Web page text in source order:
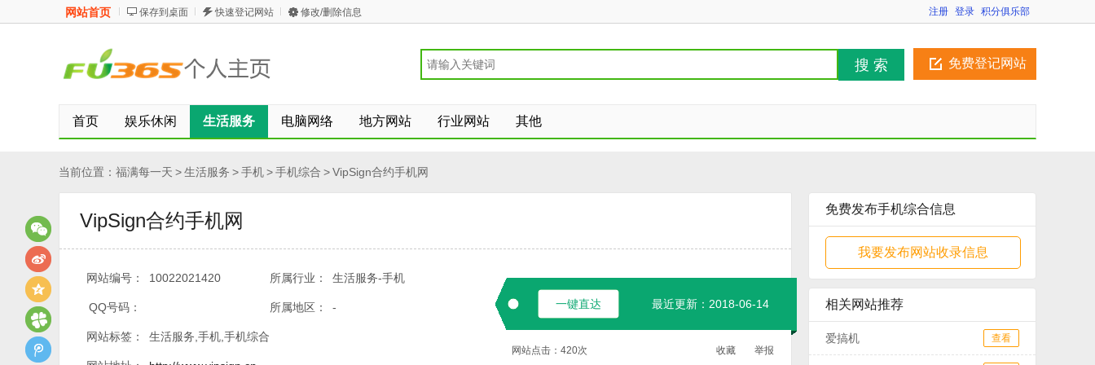
网站首页 保存到桌面 快速登记网站 修改/删除信息 注册 登录 积分俱乐部
免费登记网站
搜 索
首页 娱乐休闲 生活服务 电脑网络 地方网站 行业网站 其他
当前位置： 福满每一天 >生活服务 >手机>手机综合 >VipSign合约手机网
VipSign合约手机网
网站编号： 10022021420 所属行业： 生活服务-手机
QQ号码： 所属地区： -
网站标签： 生活服务,手机,手机综合
一键直达 最近更新：2018-06-14
网站点击： 420次 收藏 举报
免费发布手机综合信息
我要发布网站收录信息
相关网站推荐
爱搞机 查看